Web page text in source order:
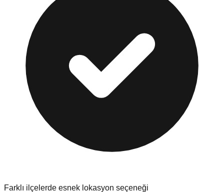
Farklı ilçelerde esnek lokasyon seçeneği